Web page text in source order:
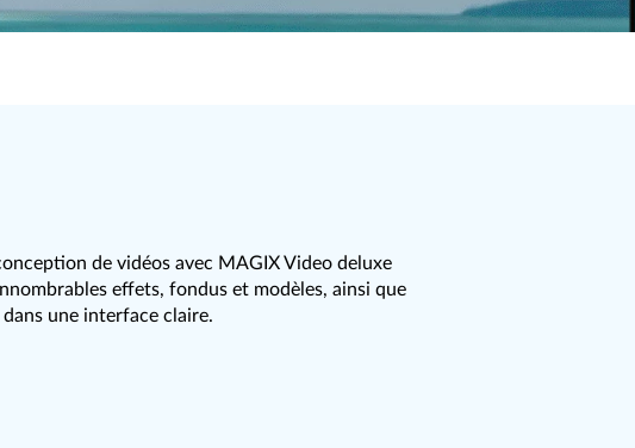
de vidéos avec MAGIX Video deluxe
effets, fondus et modèles, ainsi que
une interface claire.